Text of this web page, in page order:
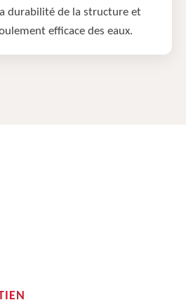
durabilité de la structure et
efficace des eaux.